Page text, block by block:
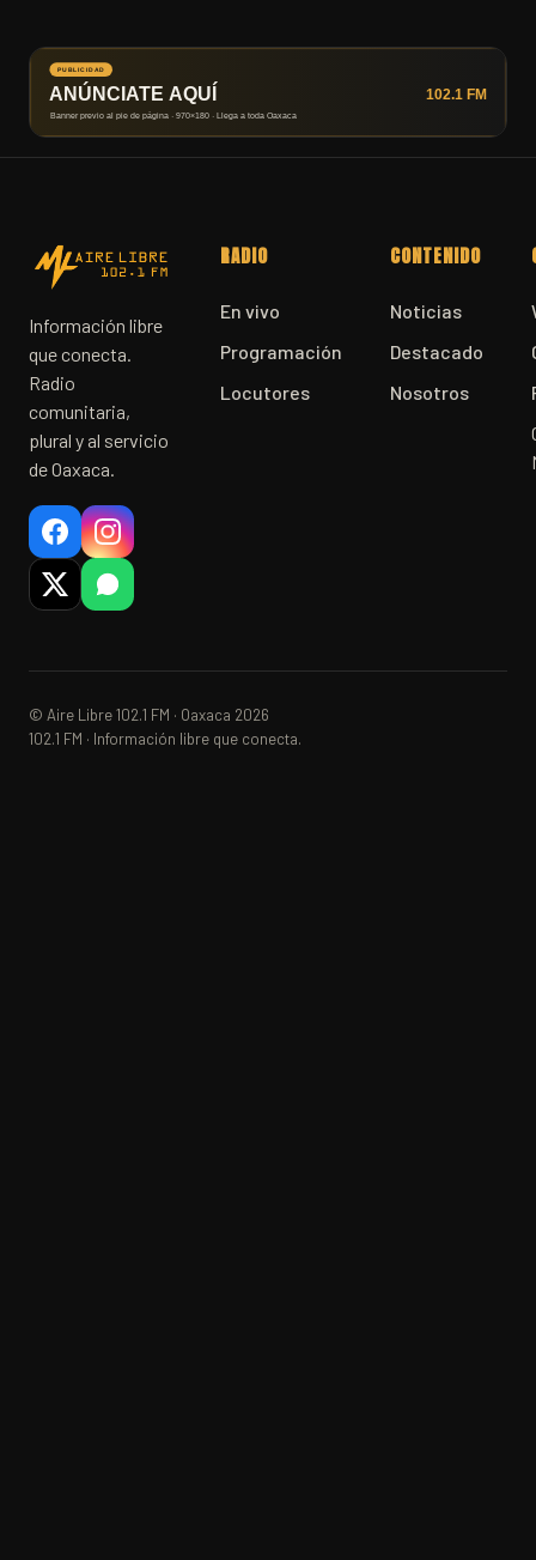
Información libre
que conecta.
Radio
comunitaria,
plural y al servicio
de Oaxaca.
RADIO
En vivo
Programación
Locutores
CONTENIDO
Noticias
Destacado
Nosotros
© Aire Libre 102.1 FM · Oaxaca 2026
102.1 FM · Información libre que conecta.